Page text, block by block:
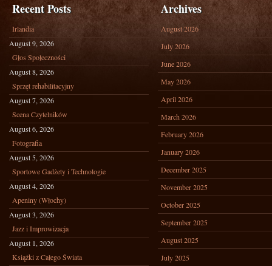
Recent Posts
Irlandia
August 9, 2026
Głos Społeczności
August 8, 2026
Sprzęt rehabilitacyjny
August 7, 2026
Scena Czytelników
August 6, 2026
Fotografia
August 5, 2026
Sportowe Gadżety i Technologie
August 4, 2026
Apeniny (Włochy)
August 3, 2026
Jazz i Improwizacja
August 1, 2026
Książki z Całego Świata
Archives
August 2026
July 2026
June 2026
May 2026
April 2026
March 2026
February 2026
January 2026
December 2025
November 2025
October 2025
September 2025
August 2025
July 2025